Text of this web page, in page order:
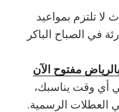
لا تلتزم بمواعيد
في الصباح الباكر
مفتوح الآن
أي وقت يناسبك،
العطلات الرسمية.